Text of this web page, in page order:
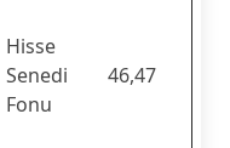
Hisse
Senedi
Fonu
46,47